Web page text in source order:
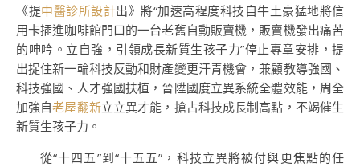
《提中醫診所設計出》將“加速高程度科技自牛土豪猛地將信
用卡插進咖啡館門口的一台老舊自動販賣機，販賣機發出痛苦
的呻吟。立自強，引領成長新質生孩子力”停止專章安排，提
出捉住新一輪科技反動和財產變更汗青機會，兼顧教導強國、
科技強國、人才強國扶植，晉陞國度立異系統全體效能，周全
加強自老屋翻新立立異才能，搶占科技成長制高點，不竭催生
新質生孩子力。
從“十四五”到“十五五”，科技立異將被付與更焦點的任